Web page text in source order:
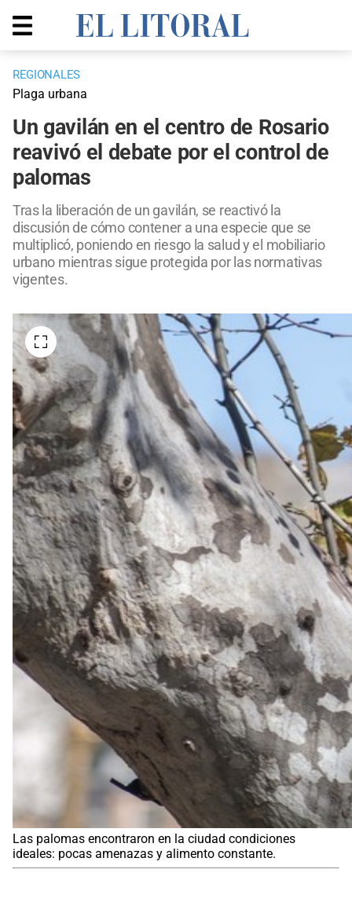
REGIONALES
Plaga urbana
Un gavilán en el centro de Rosario
reavivó el debate por el control de
palomas
Tras la liberación de un gavilán, se reactivó la
discusión de cómo contener a una especie que se
multiplicó, poniendo en riesgo la salud y el mobiliario
urbano mientras sigue protegida por las normativas
vigentes.
Las palomas encontraron en la ciudad condiciones
ideales: pocas amenazas y alimento constante.